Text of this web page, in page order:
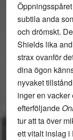
subtila anda
och drömskt.
Shields lika
strax ovanför
dina ögon
nyvaket
inger en
efterföljande
tur att ta över
ett vitalt inslag